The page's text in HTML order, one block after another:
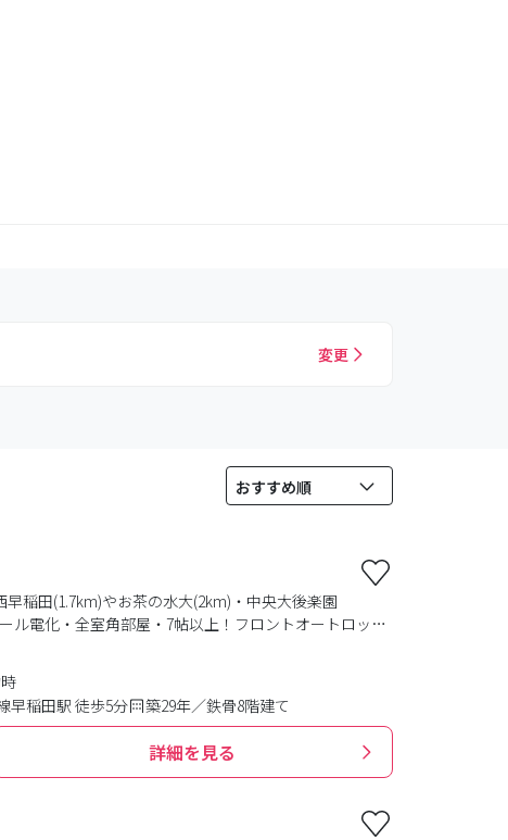
変更
稲田(1.7km)やお茶の水大(2km)・中央大後楽園
ル電化・全室角部屋・7帖以上！フロントオートロッ
飲食店など学生に便利なお店が充実☆
早稲田駅 徒歩5分 築29年／鉄骨8階建て
詳細を見る